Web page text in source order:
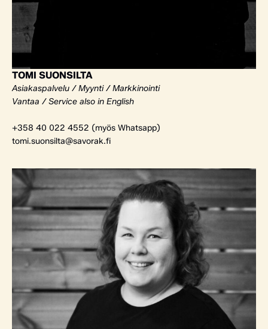
TOMI SUONSILTA
Asiakaspalvelu / Myynti / Markkinointi
Vantaa / Service also in English
+358 40 022 4552 (myös Whatsapp)
tomi.suonsilta@savorak.fi